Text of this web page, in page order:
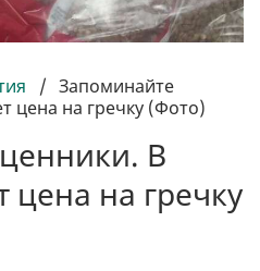
/ Запоминайте
цена на гречку (Фото)
В
цена на гречку